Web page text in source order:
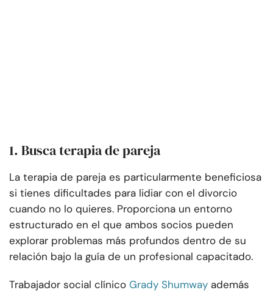
1. Busca terapia de pareja
La terapia de pareja es particularmente beneficiosa
si tienes dificultades para lidiar con el divorcio
cuando no lo quieres. Proporciona un entorno
estructurado en el que ambos socios pueden
explorar problemas más profundos dentro de su
relación bajo la guía de un profesional capacitado.
Trabajador social clínico Grady Shumway además